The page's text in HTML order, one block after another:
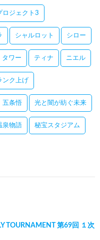
ロジェクト3
シャルロット シロー
タワー ティナ ニエル
ンク上げ
五条悟 光と闇が紡ぐ未来
泉物語 秘宝スタジアム
TOURNAMENT 第69回 １次